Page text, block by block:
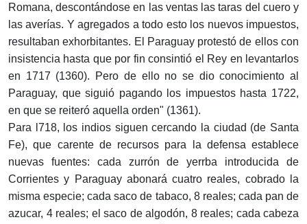
Romana, descontándose en las ventas las taras del cuero y
las averías. Y agregados a todo esto los nuevos impuestos,
resultaban exhorbitantes. El Paraguay protestó de ellos con
insistencia hasta que por fin consintió el Rey en levantarlos
en 1717 (1360). Pero de ello no se dio conocimiento al
Paraguay, que siguió pagando los impuestos hasta 1722,
en que se reiteró aquella orden" (1361).
Para l718, los indios siguen cercando la ciudad (de Santa
Fe), que carente de recursos para la defensa establece
nuevas fuentes: cada zurrón de yerrba introducida de
Corrientes y Paraguay abonará cuatro reales, cobrado la
misma especie; cada saco de tabaco, 8 reales; cada pan de
azucar, 4 reales; el saco de algodón, 8 reales; cada cabeza